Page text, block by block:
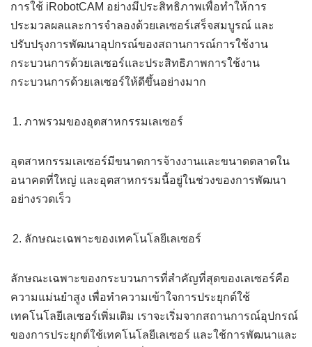
การใช้ iRobotCAM อย่างมีประสิทธิภาพเพื่อทำให้การ
ประมวลผลและการจำลองด้วยเลเซอร์เสร็จสมบูรณ์ และ
ปรับปรุงการพัฒนาอุปกรณ์ของสถานการณ์การใช้งาน
กระบวนการด้วยเลเซอร์และประสิทธิภาพการใช้งาน
กระบวนการด้วยเลเซอร์ให้ดีขึ้นอย่างมาก
ภาพรวมของอุตสาหกรรมเลเซอร์
อุตสาหกรรมเลเซอร์มีขนาดการจ้างงานและขนาดตลาดใน
อนาคตที่ใหญ่ และอุตสาหกรรมนี้อยู่ในช่วงของการพัฒนา
อย่างรวดเร็ว
ลักษณะเฉพาะของเทคโนโลยีเลเซอร์
ลักษณะเฉพาะของกระบวนการที่สำคัญที่สุดของเลเซอร์คือ
ความแม่นยำสูง เพื่อทำความเข้าใจการประยุกต์ใช้
เทคโนโลยีเลเซอร์เพิ่มเติม เราจะเริ่มจากสถานการณ์อุปกรณ์
ของการประยุกต์ใช้เทคโนโลยีเลเซอร์ และใช้การพัฒนาและ